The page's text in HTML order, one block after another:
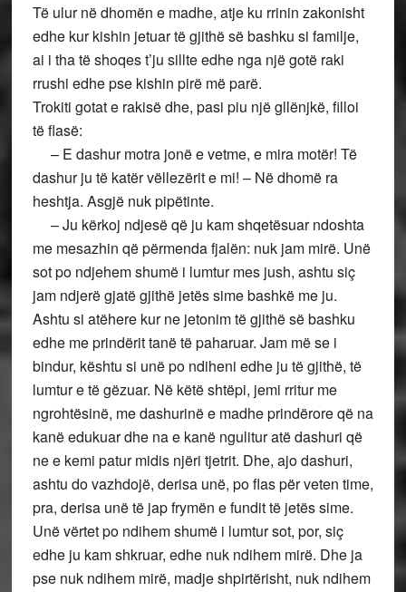
Të ulur në dhomën e madhe, atje ku rrinin zakonisht
edhe kur kishin jetuar të gjithë së bashku si familje,
ai i tha të shoqes t’ju sillte edhe nga një gotë raki
rrushi edhe pse kishin pirë më parë.
Trokiti gotat e rakisë dhe, pasi piu një gllënjkë, filloi
të flasë:
– E dashur motra jonë e vetme, e mira motër! Të
dashur ju të katër vëllezërit e mi! – Në dhomë ra
heshtja. Asgjë nuk pipëtinte.
– Ju kërkoj ndjesë që ju kam shqetësuar ndoshta
me mesazhin që përmenda fjalën: nuk jam mirë. Unë
sot po ndjehem shumë i lumtur mes jush, ashtu siç
jam ndjerë gjatë gjithë jetës sime bashkë me ju.
Ashtu si atëhere kur ne jetonim të gjithë së bashku
edhe me prindërit tanë të paharuar. Jam më se i
bindur, kështu si unë po ndiheni edhe ju të gjithë, të
lumtur e të gëzuar. Në këtë shtëpi, jemi rritur me
ngrohtësinë, me dashurinë e madhe prindërore që na
kanë edukuar dhe na e kanë ngulitur atë dashuri që
ne e kemi patur midis njëri tjetrit. Dhe, ajo dashuri,
ashtu do vazhdojë, derisa unë, po flas për veten time,
pra, derisa unë të jap frymën e fundit të jetës sime.
Unë vërtet po ndihem shumë i lumtur sot, por, siç
edhe ju kam shkruar, edhe nuk ndihem mirë. Dhe ja
pse nuk ndihem mirë, madje shpirtërisht, nuk ndihem